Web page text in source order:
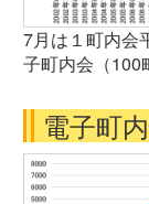
7月は１町内会
子町内会（100
電子町